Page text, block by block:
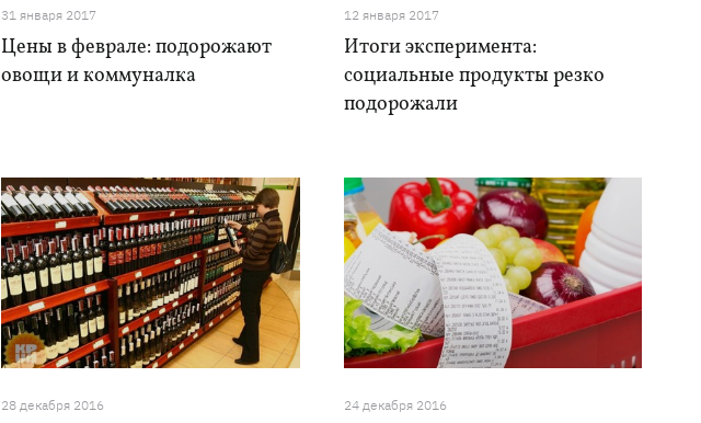
31 января 2017
Цены в феврале: подорожают
овощи и коммуналка
12 января 2017
Итоги эксперимента:
социальные продукты резко
подорожали
28 декабря 2016 24 декабря 2016